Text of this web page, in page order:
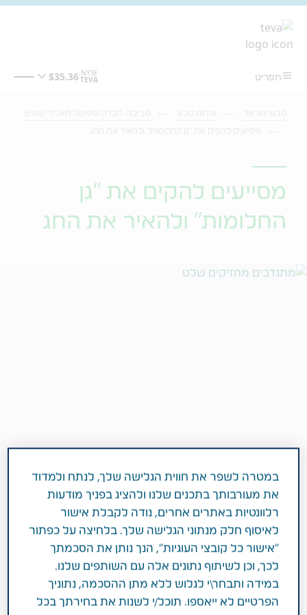
מסייעים להקים את "גן
החלומות" ולהאיר את החג
2 דקות
דצמבר 20, 2018
סביבה, חברה וממשל תאגידי (ESG)
מתנדבים מטבע נרתמים לטובת ילדי "גדולים
במטרה לשפר את חווית הגלישה שלך, לנתח ולמדוד
את מעורבותך בתכנים שלנו ולהציג בפניך מודעות
רלוונטיות באתרים אחרים, נודה לקבלת אישור
לאיסוף חלק מנתוני הגלישה שלך. בלחיצה על כפתור
"אישור כל קובצי העוגיות", הנך נותן את הסכמתך
לכך, וכן לשיתוף נתונים אלה עם השותפים שלנו.
במידה ותבחר\י לגלוש ללא מתן ההסכמה, נתוניך
הפרטיים לא ייאספו. תוכל/י לשנות את בחירתך בכל